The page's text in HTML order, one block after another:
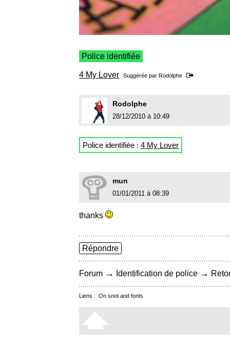
Police identifiée
4 My Lover Suggérée par Rodolphe
Rodolphe
28/12/2010 à 10:49
Police identifiée : 4 My Lover
mun
01/01/2011 à 08:39
thanks
Répondre
Forum → Identification de police →
Liens : On snot and fonts